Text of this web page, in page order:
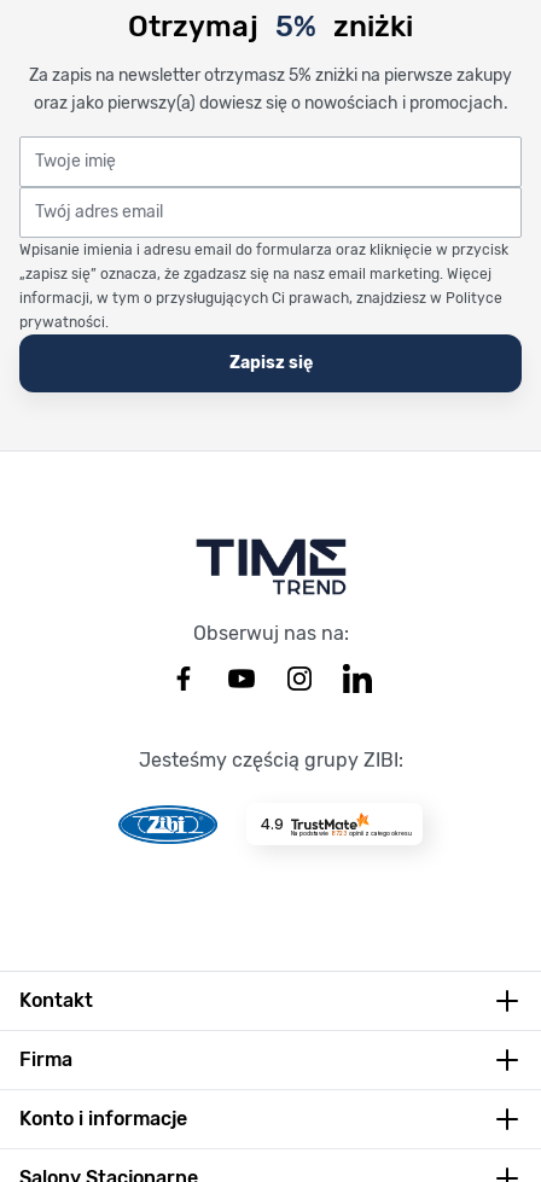
Otrzymaj 5% zniżki
Za zapis na newsletter otrzymasz 5% zniżki na pierwsze zakupy
oraz jako pierwszy(a) dowiesz się o nowościach i promocjach.
Twoje imię
Twój adres email
Wpisanie imienia i adresu email do formularza oraz kliknięcie w przycisk
„zapisz się” oznacza, że zgadzasz się na nasz email marketing. Więcej
informacji, w tym o przysługujących Ci prawach, znajdziesz w Polityce
prywatności.
Zapisz się
Obserwuj nas na:
Jesteśmy częścią grupy ZIBI:
4.9
Na podstawie 8723 opinii z całego okresu
Kontakt
Firma
Konto i informacje